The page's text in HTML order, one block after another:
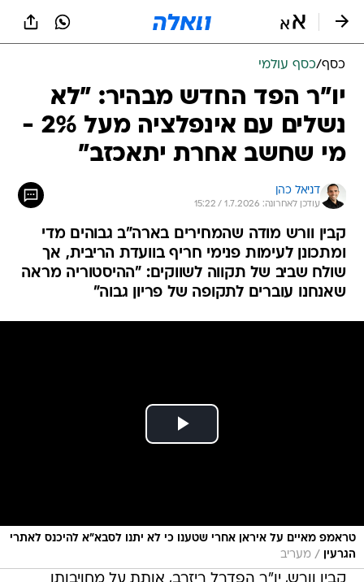
כסף/כסף עולמי
יו"ר הפד החדש מבהיר: "לא
נשלים עם אינפלציה מעל 2% -
מי שחשב אחרת יתאכזב"
דניאל כהן
עודכן לאחרונה: 1.7.2026 / 15:22
קבין וורש מודה שהמחירים בארה"ב גבוהים מדי
ומתכונן לעימות פנימי חריף בוועדת הריבית, אך
שולח שביב של תקווה לשווקים: "ההיסטוריה מראה
שאנחנו עוברים לתקופה של פריון גבוה"
טראמפ מאיים על איראן אחרי שטענו כי לא יתנו לסבא"א להיכנס לאתרי
הגרעין
/ מעריב